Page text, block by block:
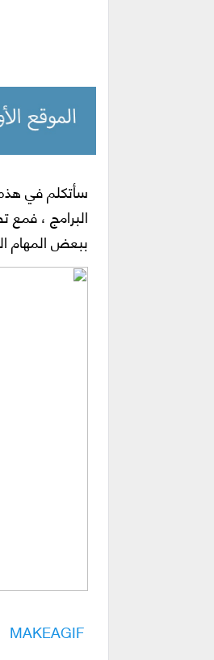
سأتكلم في
البرامج ، فمع
ببعض المهام
MAKEAGIF